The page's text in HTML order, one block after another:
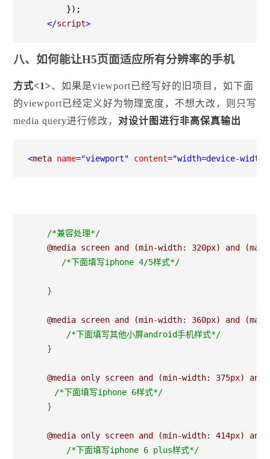
        });
</script>
八、如何能让H5页面适应所有分辨率的手机
方式<1>、如果是viewport已经写好的旧项目，如下面
的viewport已经定义好为物理宽度，不想大改，则只写
media query进行修改， 对设计图进行非高保真输出
<meta name="viewport" content="width=device-
/*兼容处理*/
@media screen and (min-width: 320px) and
/*下面填写iphone 4/5样式*/
    }
@media screen and (min-width: 360px) and
/*下面填写其他小屏android手机样式*/
    }
@media only screen and (min-width: 375px)
/*下面填写iphone 6样式*/
    }
@media only screen and (min-width: 414px)
/*下面填写iphone 6 plus样式*/